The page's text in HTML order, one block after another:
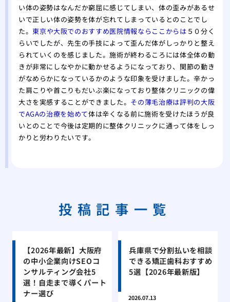
い体の姿勢はなんだか窮屈に感じてしまい、体の歪みがあるせ
いで正しい体の姿勢を体が忘れてしまっているとのことでし
た。東京や大阪でのおすすめ医院情報ならここからは ５０分く
らいでしたが、先生の手技によって歪んだ体がしっかりと整え
られていくのを感じました。施術が終わるころには体全体の動
きが非常にしなやかに動かせるようになっており、関節の動き
がなめらかになっているかのような印象を受けました。辛かっ
た肩こりや首こりもだいぶ楽になっており整体クリニックの偉
大さを実感することができました。 その薄毛治療は評判の大阪
でAGAの治療を始めて体は辛くなる前に施術を受けたほうが良
いとのことで今後は定期的に整体クリニックに通って体をしっ
かりと労わりたいです。
投稿記事一覧
【2026年最新】大阪府
の中小企業向けSEOコ
ンサルティング会社5
選！自走まで導くパート
ナー選び
兵庫県で分割払いを相談
できる矯正歯科おすすめ
5選【2026年最新版】
2026.07.13